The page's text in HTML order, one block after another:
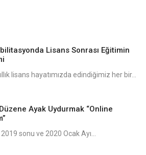
Lisans Sonrası Eğitimin
lisans hayatımızda edindiğimiz her bir...
Ayak Uydurmak “Online
sonu ve 2020 Ocak Ayı...